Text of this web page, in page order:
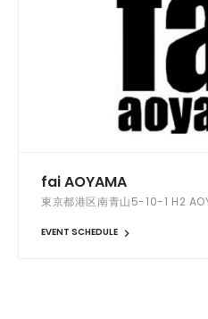
fai AOYAMA
東京都港区南青山5-10-1 H2
EVENT SCHEDULE